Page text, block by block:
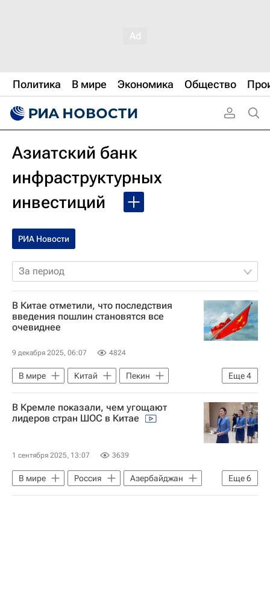
Политика В мире Экономика Общество
Азиатский банк
инфраструктурных
инвестиций
РИА Новости
За период
В Китае отметили, что последствия
введения пошлин становятся все
очевиднее
9 декабря 2025, 06:07 4824
Еще4
В мире Китай
Пекин
Ли Цян
Новый банк развития
БРИКС
Всемирный банк
В Кремле показали, чем угощают
лидеров стран ШОС в Китае
1 сентября 2025, 13:07 3639
Еще6
В мире Россия
Азербайджан
Армения
Владимир Путин
ШОС